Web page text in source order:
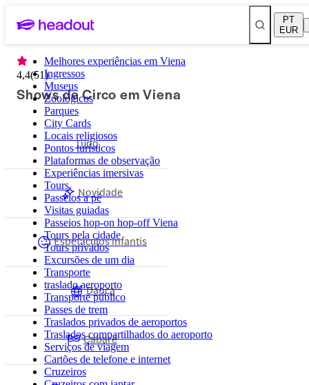
PT
EUR
Melhores experiências em Viena
Ingressos
Museus
Zoológicos
Parques
City Cards
Locais religiosos
Pontos turísticos
Plataformas de observação
Experiências imersivas
Tours
Passeios a pé
Visitas guiadas
Passeios hop-on hop-off Viena
Tours pela cidade
Tours privados
Excursões de um dia
Transporte
traslado aeroporto
Transporte público
Passes de trem
Traslados privados de aeroportos
Traslados compartilhados do aeroporto
Serviços de viagem
Cartões de telefone e internet
Cruzeiros
4,4(51)
Shows de Circo em Viena
Tudo
Novidade
Espetáculos infantis
Dança
Cabaré